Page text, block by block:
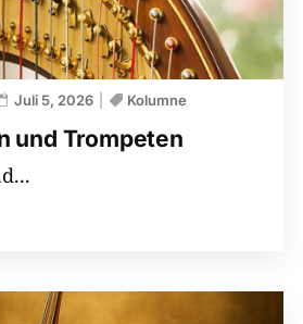
und Trompeten
Juli 5, 2026 Kolumne